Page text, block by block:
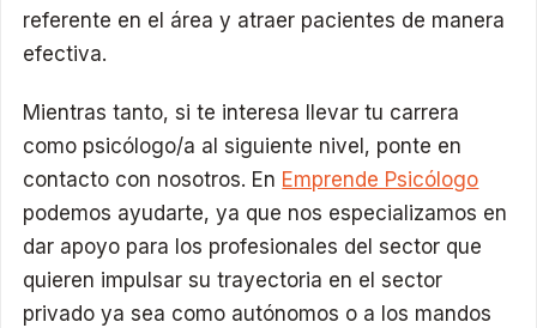
referente en el área y atraer pacientes de manera
efectiva.
Mientras tanto, si te interesa llevar tu carrera
como psicólogo/a al siguiente nivel, ponte en
contacto con nosotros. En Emprende Psicólogo
podemos ayudarte, ya que nos especializamos en
dar apoyo para los profesionales del sector que
quieren impulsar su trayectoria en el sector
privado ya sea como autónomos o a los mandos